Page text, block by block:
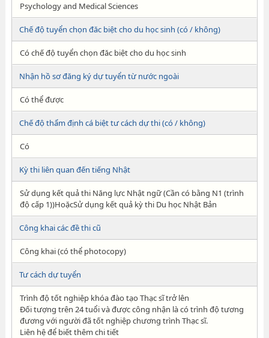
Psychology and Medical Sciences
Chế độ tuyển chọn đăc biệt cho du học sinh (có / không)
Có chế độ tuyển chọn đăc biệt cho du học sinh
Nhận hồ sơ đăng ký dự tuyển từ nước ngoài
Có thể được
Chế độ thẩm định cá biệt tư cách dự thi (có / không)
Có
Kỳ thi liên quan đến tiếng Nhật
Sử dụng kết quả thi Năng lực Nhật ngữ (Cần có bằng N1 (trình
độ cấp 1))HoặcSử dụng kết quả kỳ thi Du học Nhật Bản
Công khai các đề thi cũ
Công khai (có thể photocopy)
Tư cách dự tuyển
Trình độ tốt nghiệp khóa đào tạo Thạc sĩ trở lên
Đối tượng trên 24 tuổi và được công nhận là có trình độ tương
đương với người đã tốt nghiệp chương trình Thạc sĩ.
Liên hệ để biết thêm chi tiết